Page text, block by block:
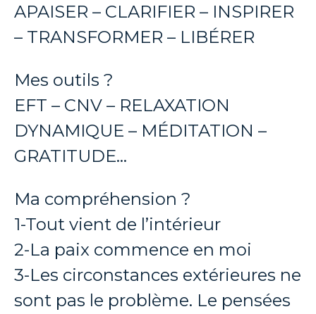
APAISER – CLARIFIER – INSPIRER
– TRANSFORMER – LIBÉRER
Mes outils ?
EFT – CNV – RELAXATION
DYNAMIQUE – MÉDITATION –
GRATITUDE…
Ma compréhension ?
1-Tout vient de l’intérieur
2-La paix commence en moi
3-Les circonstances extérieures ne
sont pas le problème. Le pensées